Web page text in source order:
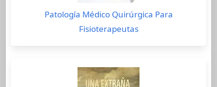
Patología Médico Quirúrgica Para
Fisioterapeutas